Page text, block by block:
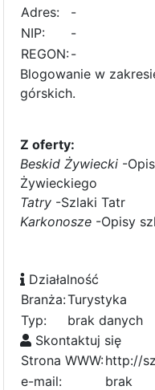
Adres:
-
NIP:
-
REGON:-
Blogowanie w
górskich.
Z oferty:
Beskid Żywiecki -
Żywieckiego
Tatry -Szlaki Tatr
Karkonosze -Opisy
Działalność
Branża:Turystyka
Typ:
brak danych
Skontaktuj się
Strona WWW:http://
e-mail:
brak